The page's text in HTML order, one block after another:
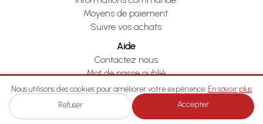
Moyens de paiement
Suivre vos achats
Aide
Contactez nous
Mot de passe oublié
Je me rétracte
Je me rétracte
Nous utilisons des cookies pour améliorer votre expérience. En savoir plus
Refuser Accepter